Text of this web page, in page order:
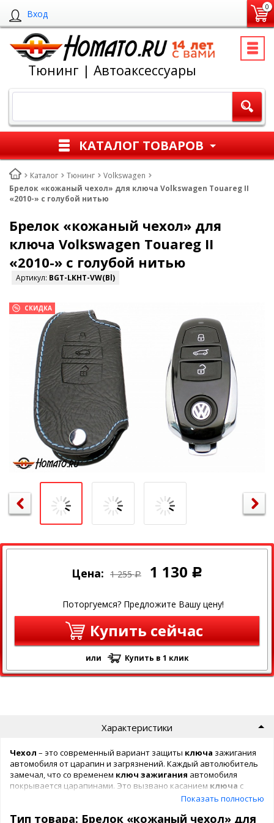
Вход
0
Тюнинг | Автоаксессуары
КАТАЛОГ ТОВАРОВ
Каталог Тюнинг
Volkswagen
Брелок «кожаный чехол» для ключа Volkswagen Touareg II
«2010-» с голубой нитью
Брелок «кожаный чехол» для
ключа Volkswagen Touareg II
«2010-» с голубой нитью
Артикул: BGT-LKHT-VW(Bl)
СКИДКА
Цена: 1 255 Р 1 130 Р
Поторгуемся? Предложите Вашу цену!
Купить сейчас
или Купить в 1 клик
Характеристики
Чехол – это современный вариант защиты ключа зажигания
автомобиля от царапин и загрязнений. Каждый автолюбитель
замечал, что со временем ключ зажигания автомобиля
покрывается царапинами. Это вызвано касанием ключа с
другими предметами, например ключами и т.д.
Для защитыключейавтомобиля были разработанычехлыиз
Показать полностью
Тип товара: Брелок «кожаный чехол» для